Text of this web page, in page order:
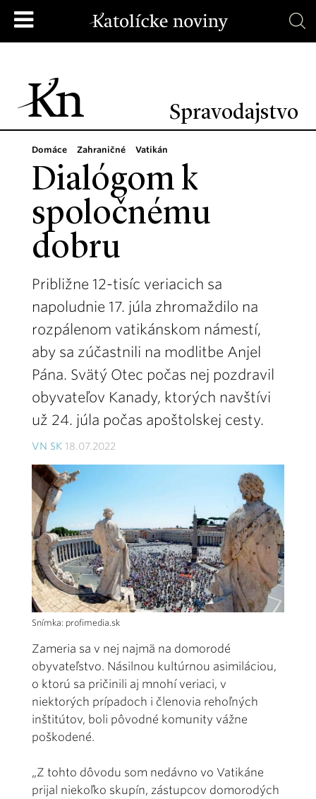
Spravodajstvo
Domáce Zahraničné Vatikán
Dialógom k
spoločnému
dobru
Približne 12-tisíc veriacich sa
napoludnie 17. júla zhromaždilo na
rozpálenom vatikánskom námestí,
aby sa zúčastnili na modlitbe Anjel
Pána. Svätý Otec počas nej pozdravil
obyvateľov Kanady, ktorých navštívi
už 24. júla počas apoštolskej cesty.
VN SK 18.07.2022
Snímka: profimedia.sk
Zameria sa v nej najmä na domorodé
obyvateľstvo. Násilnou kultúrnou asimiláciou,
o ktorú sa pričinili aj mnohí veriaci, v
niektorých prípadoch i členovia rehoľných
inštitútov, boli pôvodné komunity vážne
poškodené.
„Z tohto dôvodu som nedávno vo Vatikáne
prijal niekoľko skupín, zástupcov domorodých